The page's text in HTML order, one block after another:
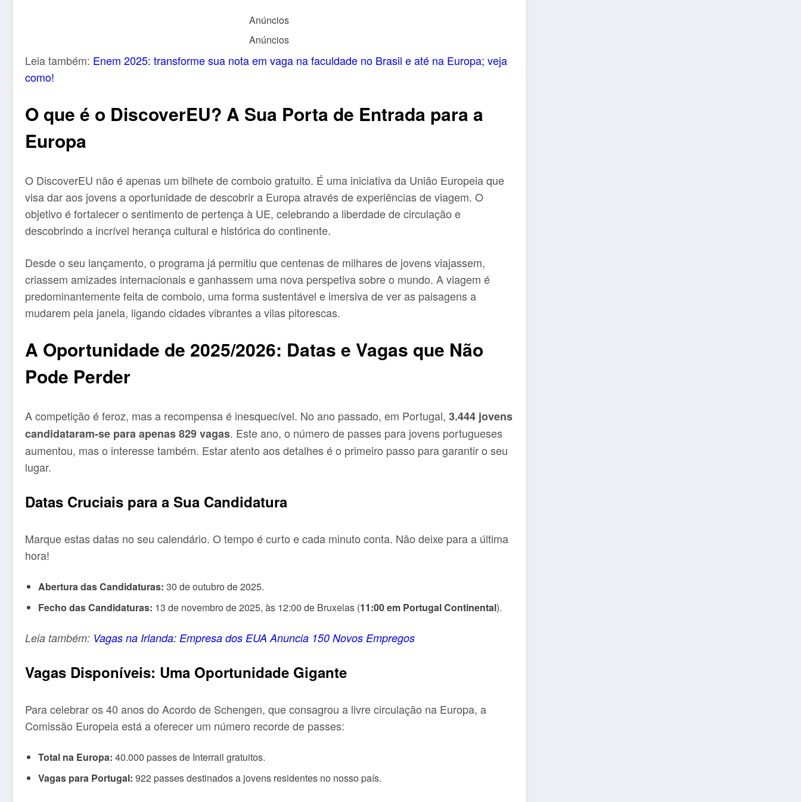
Anúncios
Anúncios
Leia também: Enem 2025: transforme sua nota em vaga na faculdade no Brasil e até na Europa; veja
como!
O que é o DiscoverEU? A Sua Porta de Entrada para a
Europa
O DiscoverEU não é apenas um bilhete de comboio gratuito. É uma iniciativa da União Europeia que
visa dar aos jovens a oportunidade de descobrir a Europa através de experiências de viagem. O
objetivo é fortalecer o sentimento de pertença à UE, celebrando a liberdade de circulação e
descobrindo a incrível herança cultural e histórica do continente.
Desde o seu lançamento, o programa já permitiu que centenas de milhares de jovens viajassem,
criassem amizades internacionais e ganhassem uma nova perspetiva sobre o mundo. A viagem é
predominantemente feita de comboio, uma forma sustentável e imersiva de ver as paisagens a
mudarem pela janela, ligando cidades vibrantes a vilas pitorescas.
A Oportunidade de 2025/2026: Datas e Vagas que Não
Pode Perder
A competição é feroz, mas a recompensa é inesquecível. No ano passado, em Portugal, 3.444 jovens
candidataram-se para apenas 829 vagas. Este ano, o número de passes para jovens portugueses
aumentou, mas o interesse também. Estar atento aos detalhes é o primeiro passo para garantir o seu
lugar.
Datas Cruciais para a Sua Candidatura
Marque estas datas no seu calendário. O tempo é curto e cada minuto conta. Não deixe para a última
hora!
Abertura das Candidaturas: 30 de outubro de 2025.
Fecho das Candidaturas: 13 de novembro de 2025, às 12:00 de Bruxelas (11:00 em Portugal Continental).
Leia também: Vagas na Irlanda: Empresa dos EUA Anuncia 150 Novos Empregos
Vagas Disponíveis: Uma Oportunidade Gigante
Para celebrar os 40 anos do Acordo de Schengen, que consagrou a livre circulação na Europa, a
Comissão Europeia está a oferecer um número recorde de passes:
Total na Europa: 40.000 passes de Interrail gratuitos.
Vagas para Portugal: 922 passes destinados a jovens residentes no nosso país.